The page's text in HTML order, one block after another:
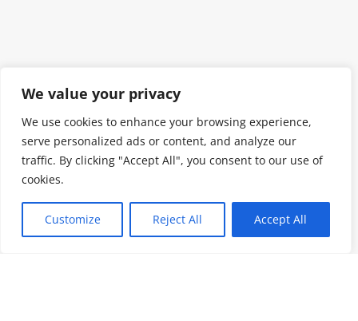
We value your privacy
We use cookies to enhance your browsing experience,
serve personalized ads or content, and analyze our
traffic. By clicking "Accept All", you consent to our use of
cookies.
Customize Reject All Accept All